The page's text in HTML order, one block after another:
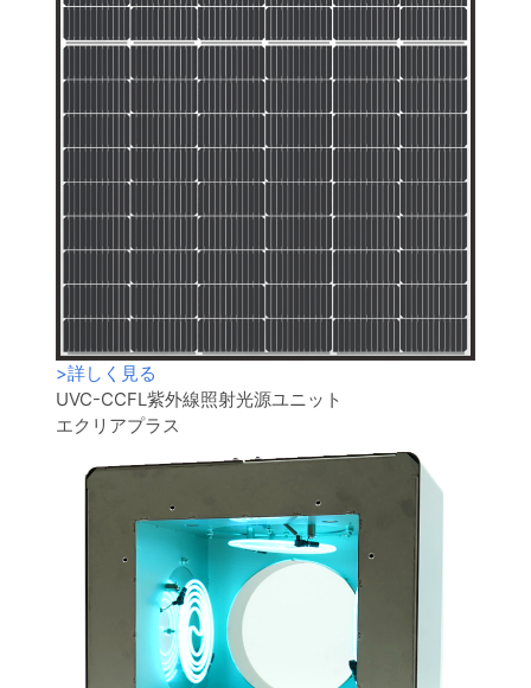
>詳しく見る
UVC-CCFL紫外線照射光源ユニット
エクリアプラス